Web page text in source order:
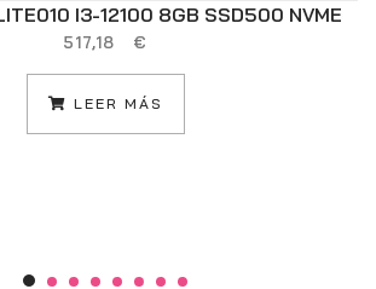
I3-12100 8GB SSD500 NVME
517,18 €
LEER MÁS